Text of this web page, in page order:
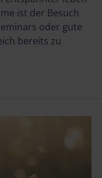
ist der Besuch
oder gute
bereits zu